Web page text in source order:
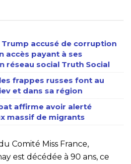
Trump accusé de corruption
accès payant à ses
réseau social Truth Social
frappes russes font au
et dans sa région
affirme avoir alerté
massif de migrants
Comité Miss France,
est décédée à 90 ans, ce